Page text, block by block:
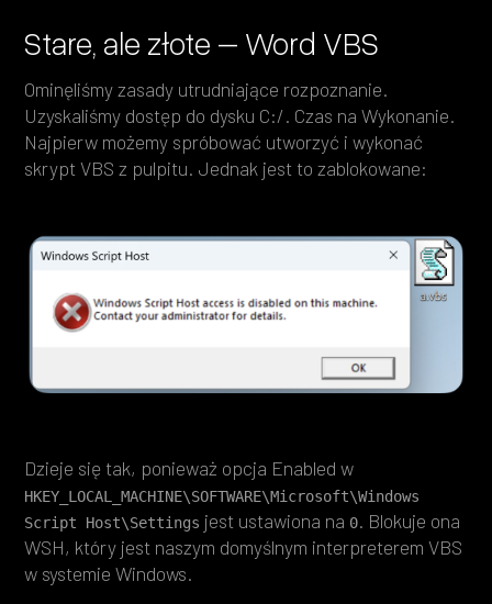
Stare, ale złote – Word VBS
Ominęliśmy zasady utrudniające rozpoznanie.
Uzyskaliśmy dostęp do dysku C:/. Czas na Wykonanie.
Najpierw możemy spróbować utworzyć i wykonać
skrypt VBS z pulpitu. Jednak jest to zablokowane:
Dzieje się tak, ponieważ opcja Enabled w
HKEY_LOCAL_MACHINE\SOFTWARE\Microsoft\Windows
Script Host\Settings jest ustawiona na 0. Blokuje ona
WSH, który jest naszym domyślnym interpreterem VBS
w systemie Windows.